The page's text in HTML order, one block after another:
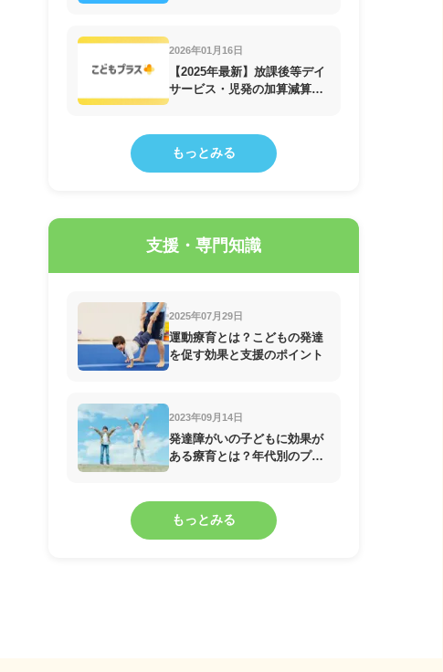
2026年01月16日
【2025年最新】放課後等デイ
サービス・児発の加算減算一
もっとみる
支援・専門知識
2025年07月29日
運動療育とは？こどもの発達
を促す効果と支援のポイント
2023年09月14日
発達障がいの子どもに効果が
ある療育とは？年代別のプロ
もっとみる